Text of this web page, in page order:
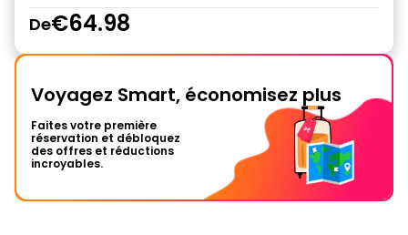
De€64.98
Voyagez Smart, économisez plus
Faites votre première
réservation et débloquez
des offres et réductions
incroyables.